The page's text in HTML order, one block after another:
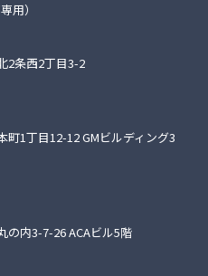
用）
2条西2丁目3-2
町1丁目12-12GMビルディング3
の内3-7-26ACAビル5階